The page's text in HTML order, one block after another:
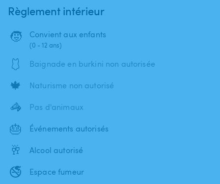
Règlement intérieur
🧒 Convient aux enfants
(0 - 12 ans)
🩱 Baignade en burkini non autorisée
🍁 Naturisme non autorisé
🦓 Pas d'animaux
🎂 Événements autorisés
🥂 Alcool autorisé
🚭 Espace fumeur